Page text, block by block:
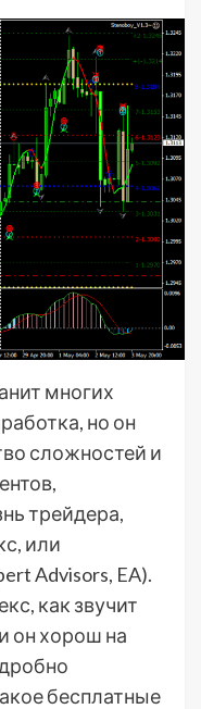
многих
но он
сложностей и
трейдера,
или
Advisors, EA).
как звучит
он хорош на
бесплатные